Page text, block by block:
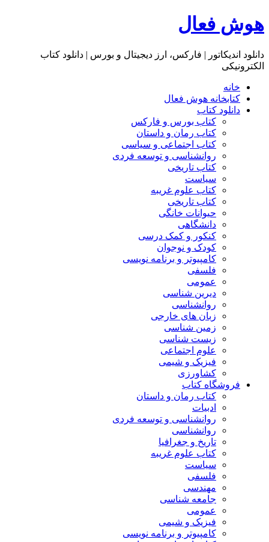
هوش فعال
دانلود اندیکاتور | فارکس، ارز دیجیتال و بورس | دانلود کتاب
الکترونیکی
خانه
کتابخانه هوش فعال
دانلود کتاب
کتاب بورس و فارکس
کتاب رمان و داستان
کتاب اجتماعی و سیاسی
روانشناسی و توسعه فردی
کتاب تاریخی
سیاست
کتاب علوم غریبه
کتاب تاریخی
حیوانات خانگی
دانشگاهی
کنکور و کمک‌ درسی
کودک و نوجوان
کامپیوتر و برنامه نویسی
فلسفی
عمومی
دیرین شناسی
روانشناسی
زبان های خارجی
زمین شناسی
زیست شناسی
علوم اجتماعی
فیزیک و شیمی
کشاورزی
فروشگاه کتاب
کتاب رمان و داستان
ادبیات
روانشناسی و توسعه فردی
روانشناسی
تاریخ و جغرافیا
کتاب علوم غریبه
سیاست
فلسفی
مهندسی
جامعه شناسی
عمومی
فیزیک و شیمی
کامپیوتر و برنامه نویسی